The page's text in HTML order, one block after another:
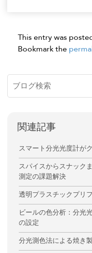
This entry was
Bookmark the
関連記事
スマート分光光度計が
スパイスからスナック
測定の課題解決
透明プラスチックプリ
ビールの色分析：分光
の設定
分光測色法による焼き